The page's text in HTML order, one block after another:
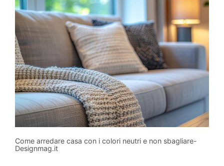
Come arredare casa con i colori neutri e non sbagliare-
Designmag.it